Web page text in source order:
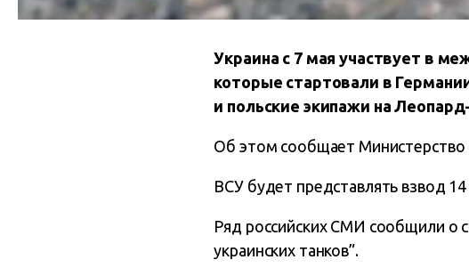
Украина с 7 мая участвует в
которые стартовали в
и польские экипажи на
Об этом сообщает
ВСУ будет представлять взвод
Ряд российских СМИ сообщили о
украинских танков”.